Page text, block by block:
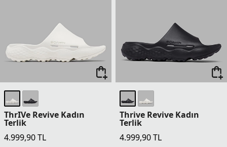
ThrIVe Revive Kadın
Terlik
4.999,90TL
Thrive Revive Kadın
Terlik
4.999,90TL